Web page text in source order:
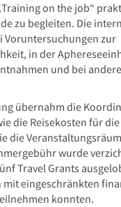
on the job“
zu begleiten. Die
Voruntersuchungen zur
in der
und bei
übernahm die
die Reisekosten für
die
wurde
Travel Grants
mit eingeschränkten
konnten.